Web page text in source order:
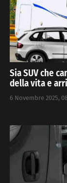
Sia SUV che
della vita e
6 Novembre 2025,